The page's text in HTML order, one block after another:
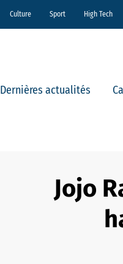
Culture Sport High Tech
Dernières actualités
Jojo